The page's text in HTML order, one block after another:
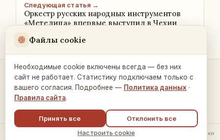
Следующая статья →
Оркестр русских народных инструментов
«Метелица» впервые выступил в Чехии
Контакты и связь →
© 2026 Русский Дом в Праге ·Политика обработки данных
Настройки
Файлы cookie
Необходимые cookie включены всегда — без них
сайт не работает. Статистику подключаем только с
вашего согласия. Подробнее — Политика данных ·
Правила сайта.
Принять все
Отклонить все
Настроить cookie